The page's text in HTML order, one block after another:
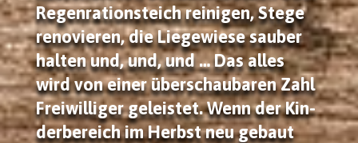
Regen­ra­ti­ons­teich rei­ni­gen, Ste­ge
reno­vie­ren, die Lie­ge­wie­se sau­ber
hal­ten und, und, und … Das alles
wird von einer über­schau­ba­ren Zahl
Frei­wil­li­ger geleis­tet. Wenn der Kin­
der­be­reich im Herbst neu gebaut